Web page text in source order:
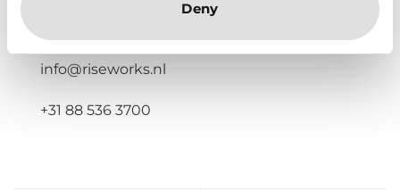
Deny
adres! Neem contact op om de
info@riseworks.nl
+31 88 536 3700